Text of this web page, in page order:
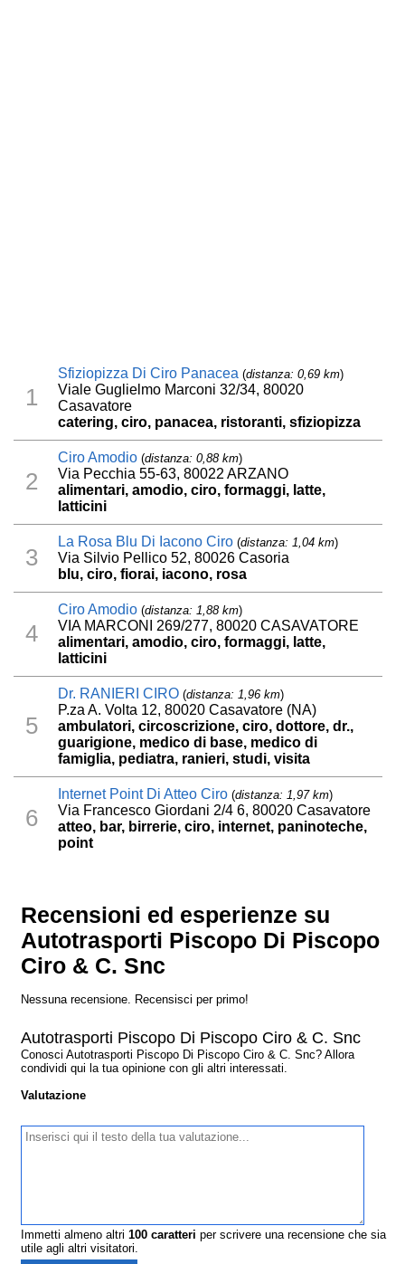
1
Sfiziopizza Di Ciro Panacea (distanza: 0,69 km)
Viale Guglielmo Marconi 32/34, 80020
Casavatore
catering, ciro, panacea, ristoranti, sfiziopizza
2
Ciro Amodio (distanza: 0,88 km)
Via Pecchia 55-63, 80022 ARZANO
alimentari, amodio, ciro, formaggi, latte,
latticini
3
La Rosa Blu Di Iacono Ciro (distanza: 1,04 km)
Via Silvio Pellico 52, 80026 Casoria
blu, ciro, fiorai, iacono, rosa
4
Ciro Amodio (distanza: 1,88 km)
VIA MARCONI 269/277, 80020 CASAVATORE
alimentari, amodio, ciro, formaggi, latte,
latticini
5
Dr. RANIERI CIRO (distanza: 1,96 km)
P.za A. Volta 12, 80020 Casavatore (NA)
ambulatori, circoscrizione, ciro, dottore, dr.,
guarigione, medico di base, medico di
famiglia, pediatra, ranieri, studi, visita
6
Internet Point Di Atteo Ciro (distanza: 1,97 km)
Via Francesco Giordani 2/4 6, 80020 Casavatore
atteo, bar, birrerie, ciro, internet, paninoteche,
point
Recensioni ed esperienze su
Autotrasporti Piscopo Di Piscopo
Ciro & C. Snc
Nessuna recensione. Recensisci per primo!
Autotrasporti Piscopo Di Piscopo Ciro & C. Snc
Conosci Autotrasporti Piscopo Di Piscopo Ciro & C. Snc? Allora
condividi qui la tua opinione con gli altri interessati.
Valutazione
Immetti almeno altri100 caratteri per scrivere una recensione che sia
utile agli altri visitatori.